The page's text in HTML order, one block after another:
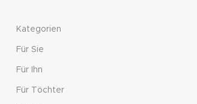
Kategorien
Für Sie
Für Ihn
Für Töchter